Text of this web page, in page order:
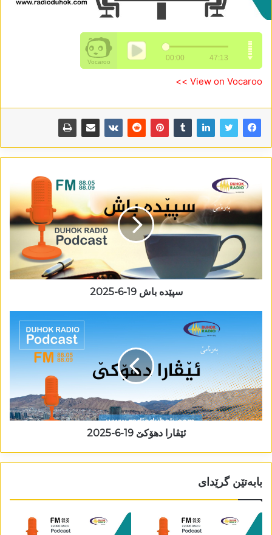
View on Vocaroo >>
سپێدە باش 19-6-2025
ئێڤارا دھۆکێ 19-6-2025
بابەتێن گرێدای